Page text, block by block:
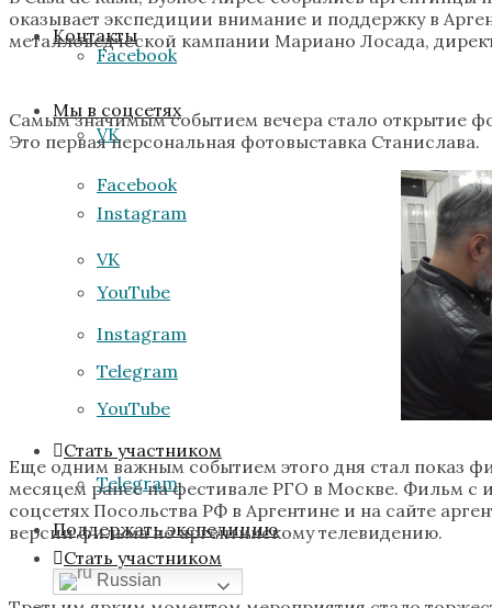
Facebook
VK
Instagram
YouTube
Telegram
Стать участником
Поддержать экспедицию
Russian
Контакты
Мы в соцсетях
Facebook
VK
Instagram
YouTube
Telegram
Стать участником
оказывает экспедиции внимание и поддержку в
металловедческой кампании Мариано Лосада,
Самым значимым событием вечера стало открытие
Это первая персональная фотовыставка Станислава.
Еще одним важным событием этого дня стал показ
месяцем ранее на фестивале РГО в Москве. Фильм с
соцсетях Посольства РФ в Аргентине и на сайте
версии фильма по аргентинскому телевидению.